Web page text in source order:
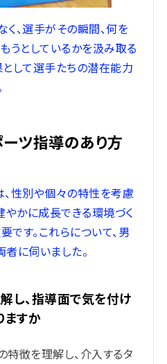
、選手がその瞬間、何を
うとしているかを汲み取る
して選手たちの潜在能力
ツ指導のあり方
性別や個々の特性を考慮
やかに成長できる環境づく
です。これらについて、男
に伺いました。
し、指導面で気を付け
ますか
徴を理解し、介入するタ